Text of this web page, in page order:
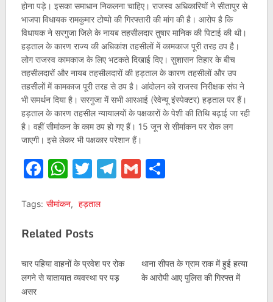
होना पड़े। इसका समाधान निकलना चाहिए। राजस्व अधिकारियों ने सीतापुर से
भाजपा विधायक रामकुमार टोप्पो की गिरफ्तारी की मांग की है। आरोप है कि
विधायक ने सरगुजा जिले के नायब तहसीलदार तुषार मानिक की पिटाई की थी।
हड़ताल के कारण राज्य की अधिकांश तहसीलों में कामकाज पूरी तरह ठप है।
लोग राजस्व कामकाज के लिए भटकते दिखाई दिए। सुशासन तिहार के बीच
तहसीलदारों और नायब तहसीलदारों की हड़ताल के कारण तहसीलों और उप
तहसीलों में कामकाज पूरी तरह से ठप है। आंदोलन को राजस्व निरीक्षक संघ ने
भी समर्थन दिया है। सरगुजा में सभी आरआई (रेवेन्यू इंस्पेक्टर) हड़ताल पर हैं।
हड़ताल के कारण तहसील न्यायालयों के पक्षकारों के पेशी की तिथि बढ़ाई जा रही
है। वहीं सीमांकन के काम ठप हो गए हैं। 15 जून से सीमांकन पर रोक लग
जाएगी। इसे लेकर भी पक्षकार परेशान हैं।
Facebook
WhatsApp
Twitter
Telegram
GmailShare
Tags: सीमांकन, हड़ताल
Related Posts
चार पहिया वाहनों के प्रवेश पर रोक
लगने से यातायात व्यवस्था पर पड़
असर
थाना सीपत के ग्राम राक में हुई हत्या
के आरोपी आए पुलिस की गिरफ्त में